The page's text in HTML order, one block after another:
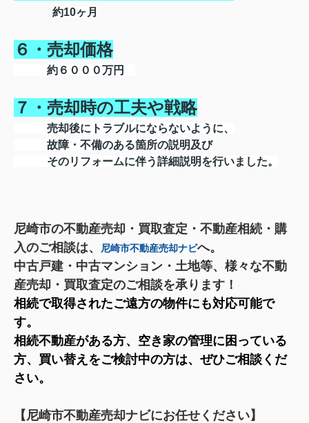
約10ヶ月
６・売却価格
約６０００万円
７・売却時の工夫や戦略
売却後にトラブルにならないように、
故障・不備のある箇所の説明及び
そのリフォームに伴う詳細説明を行いました。
尼崎市の不動産売却・買取査定・不動産相続・購
入のご相談は、
尼崎市不動産売却ナビへ。
中古戸建・中古マンション・土地等、様々な不動
産売却・買取査定のご相談を承ります！
相続で取得されたご遠方の物件にも対応可能で
す。
相続不動産がある方、空き家の管理に困っている
方、買い替えをご検討中の方は、ぜひご相談くだ
さい。
【尼崎市不動産売却ナビにお任せください】